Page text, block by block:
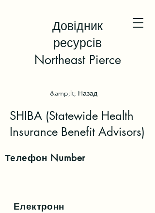
Довідник
ресурсів
Northeast Pierce
&amp;lt; Назад
SHIBA (Statewide Health
Insurance Benefit Advisors)
Телефон Number
Електронн